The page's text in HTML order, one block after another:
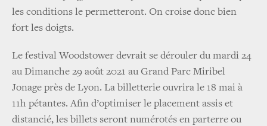
les conditions le permetteront. On croise donc bien
fort les doigts.
Le festival Woodstower devrait se dérouler du mardi 24
au Dimanche 29 août 2021 au Grand Parc Miribel
Jonage près de Lyon. La billetterie ouvrira le 18 mai à
11h pétantes. Afin d’optimiser le placement assis et
distancié, les billets seront numérotés en parterre ou